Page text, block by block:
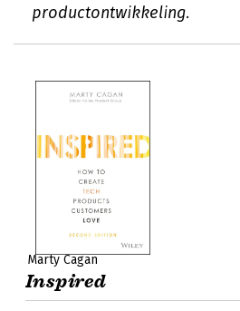
productontwikkeling.
Marty Cagan
Inspired